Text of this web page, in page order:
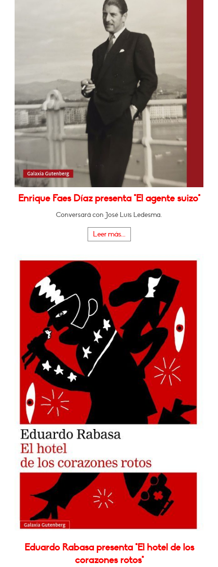
Enrique Faes Díaz presenta "El agente suizo"
Conversará con José Luis Ledesma.
Leer más...
Eduardo Rabasa presenta "El hotel de los
corazones rotos"